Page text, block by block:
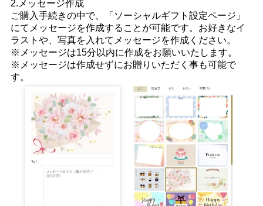
2.メッセージ作成
ご購入手続きの中で、「ソーシャルギフト設定ページ」
にてメッセージを作成することが可能です。お好きなイ
ラストや、写真を入れてメッセージを作成ください。
※メッセージは15分以内に作成をお願いいたします。
※メッセージは作成せずにお贈りいただく事も可能で
す。